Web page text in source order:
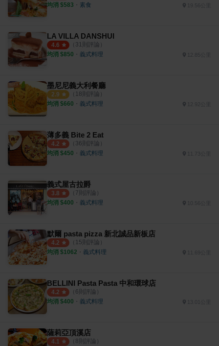
均消 $583 ・ 素食 19.56公里
LA VILLA DANSHUI
4.6 （ 31則評論）
均消 $850 ・ 義式料理 12.85公里
墨尼尼義大利餐廳
2.9 （ 18則評論）
均消 $660 ・ 義式料理
薄多義 Bite 2 Eat
4.2 （ 36則評論）
均消 $450 ・ 義式料理
義式屋古拉爵
3.8 （ 7則評論）
均消 $400 ・ 義式料理 10.56公里
默爾 pasta pizza 新北誠品新板店
4.2 （ 15則評論）
均消 $1062 ・ 義式料理
BELLINI Pasta Pasta 中和環球店
4.2 （ 6則評論）
均消 $400 ・ 義式料理
薩莉亞頂溪店
4.1 （ 8則評論）